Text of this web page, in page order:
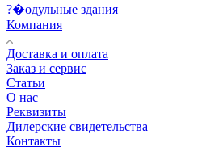
?�одульные здания
Компания
Доставка и оплата
Заказ и сервис
Статьи
О нас
Реквизиты
Дилерские свидетельства
Контакты